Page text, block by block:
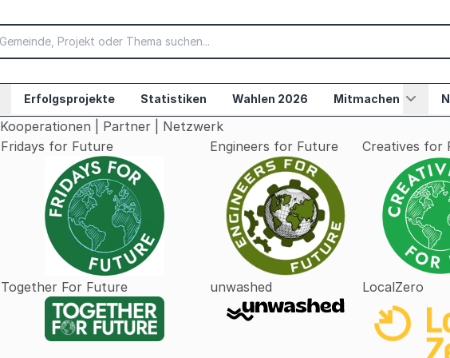
Erfolgsprojekte Statistiken Wahlen 2026 Mitmachen
Kooperationen | Partner | Netzwerk
Fridays for Future
Engineers for Future Creatives for
Together For Future unwashed LocalZero